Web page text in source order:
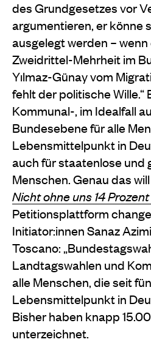
des Grundgesetzes vor
argumentieren, er könne
ausgelegt werden –
Zweidrittel-Mehrheit im
Yılmaz-Günay vom
fehlt der politische Wille.“
Kommunal-, im Idealfall
Bundesebene für alle
Lebensmittelpunkt in
auch für staatenlose und
Menschen. Genau das
Nicht ohne uns 14 Prozent
Petitionsplattform
Initiator:innen Sanaz
Toscano:
Landtagswahlen und
alle Menschen, die seit
Lebensmittelpunkt in
Bisher haben knapp
unterzeichnet.